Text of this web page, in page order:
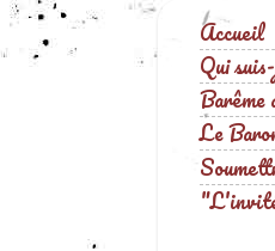
Accueil
Qui
Barême
Le